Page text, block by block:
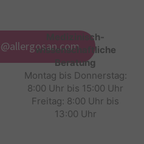
Medizinisch-
wissenschaftliche
Beratung
Montag bis Donnerstag:
8:00 Uhr bis 15:00 Uhr
Freitag: 8:00 Uhr bis
13:00 Uhr